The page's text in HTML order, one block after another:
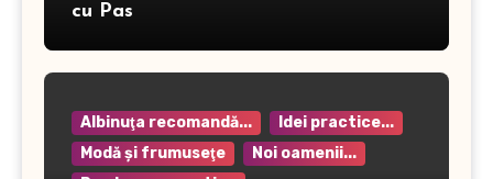
cu Pas
Albinuţa recomandă...
Idei practice...
Modă şi frumuseţe
Noi oamenii...